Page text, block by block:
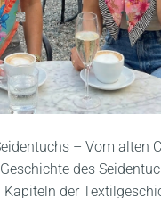
– Vom alten
des
der